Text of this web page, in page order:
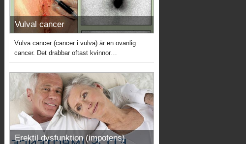
Vulval cancer
Vulva cancer (cancer i vulva) är en ovanlig
cancer. Det drabbar oftast kvinnor…
Erektil dysfunktion (impotens)